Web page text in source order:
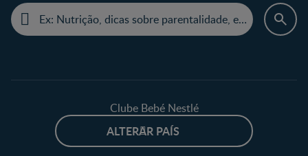
Clube Bebé Nestlé
ALTERAR PAÍS